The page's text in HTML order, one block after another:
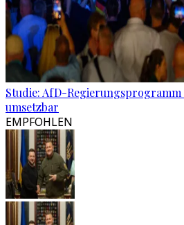
Studie: AfD-
umsetzbar
EMPFOHLEN